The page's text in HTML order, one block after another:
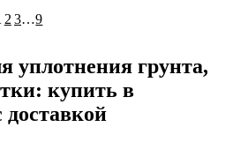
2 3…9
уплотнения грунта,
купить в
доставкой